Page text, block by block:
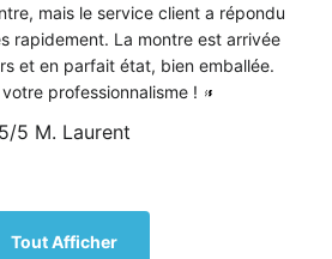
mais le service client a répondu
rapidement. La montre est arrivée
et en parfait état, bien emballée.
professionnalisme !
5/5 M. Laurent
Tout Afficher